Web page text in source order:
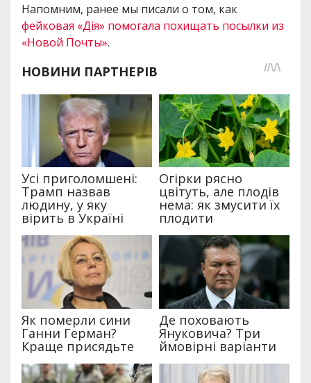
Напомним, ранее мы писали о том, как
фейковая «Дія» помогала похищать посылки из
«Новой Почты».